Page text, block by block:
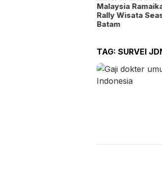
Malaysia
Rally Wisata
Batam
TAG: SURVEI